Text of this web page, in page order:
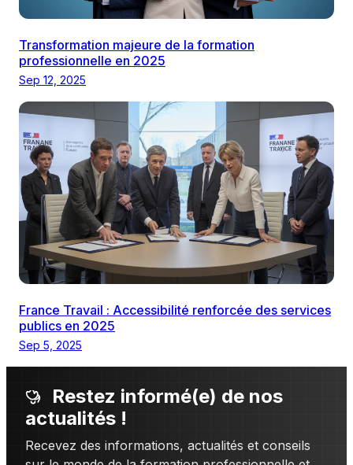
Transformation majeure de la formation
professionnelle en 2025
Sep 12, 2025
France Travail : Accessibilité renforcée des services
publics en 2025
Sep 5, 2025
Restez informé(e) de nos
actualités !
Recevez des informations, actualités et conseils